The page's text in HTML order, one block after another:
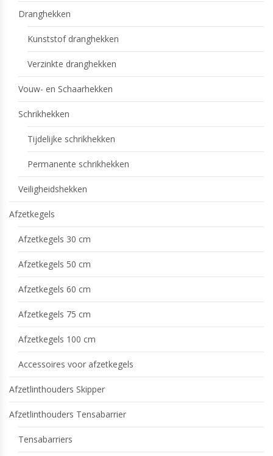
Dranghekken
Kunststof dranghekken
Verzinkte dranghekken
Vouw- en Schaarhekken
Schrikhekken
Tijdelijke schrikhekken
Permanente schrikhekken
Veiligheidshekken
Afzetkegels
Afzetkegels 30 cm
Afzetkegels 50 cm
Afzetkegels 60 cm
Afzetkegels 75 cm
Afzetkegels 100 cm
Accessoires voor afzetkegels
Afzetlinthouders Skipper
Afzetlinthouders Tensabarrier
Tensabarriers